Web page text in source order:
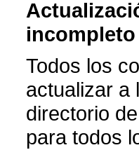
incompleto
Todos los
actualizar a
directorio
para todos